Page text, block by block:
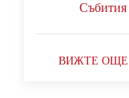
Събития
ВИЖТЕ ОЩЕ